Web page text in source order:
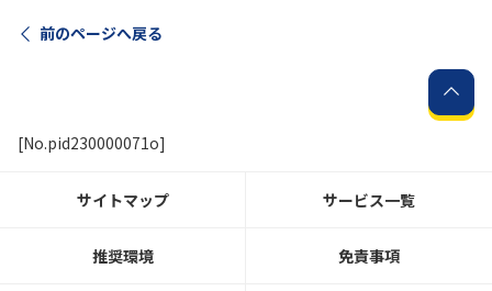
前のページへ戻る
[No.pid230000071o]
サイトマップ サービス一覧
推奨環境 免責事項